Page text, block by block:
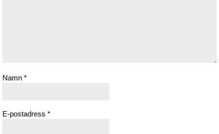
Namn *
E-postadress *